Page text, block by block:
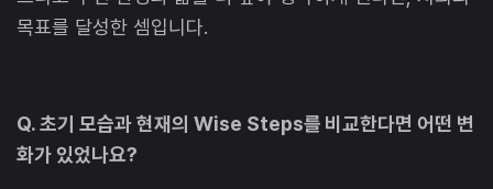
목표를 달성한 셈입니다.
Q. 초기 모습과 현재의 Wise Steps를 비교한다면 어떤 변
화가 있었나요?